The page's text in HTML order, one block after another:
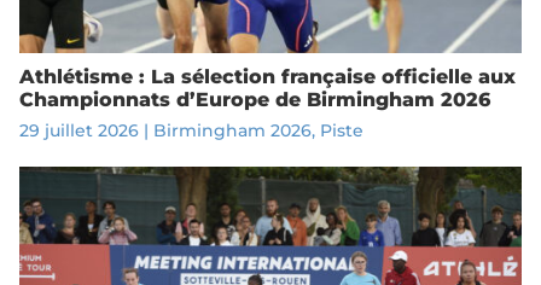
Athlétisme : La sélection française officielle aux
Championnats d’Europe de Birmingham 2026
29 juillet 2026| Birmingham 2026, Piste